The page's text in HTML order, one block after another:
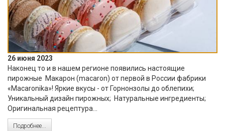
26 июня 2023
Наконец то и в нашем регионе появились настоящие
пирожные Макарон (macaron) от первой в России фабрики
«Macaronika»! Яркие вкусы - от Горнонзолы до облепихи;
Уникальный дизайн пирожных; Натуральные ингредиенты;
Оригинальная рецептура...
Подробнее...